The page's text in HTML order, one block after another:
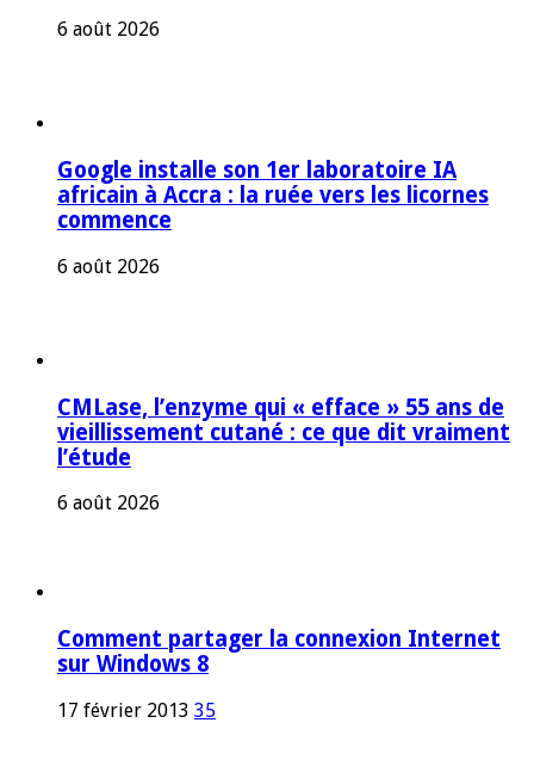
6 août 2026
Google installe son 1er laboratoire IA
africain à Accra : la ruée vers les licornes
commence
6 août 2026
CMLase, l’enzyme qui « efface » 55 ans de
vieillissement cutané : ce que dit vraiment
l’étude
6 août 2026
Comment partager la connexion Internet
sur Windows 8
17 février 2013 35